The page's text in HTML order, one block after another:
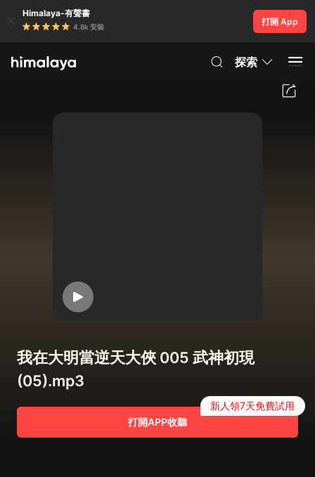
Himalaya-有聲書
4.8k 安裝
打開 App
探索
我在大明當逆天大俠 005 武神初現
(05).mp3
打開APP收聽
新人領7天免費試用